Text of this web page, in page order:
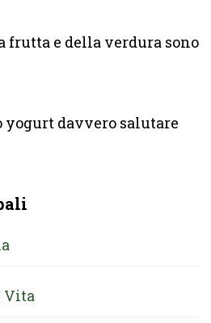
frutta e della verdura sono
yogurt davvero salutare
Vita